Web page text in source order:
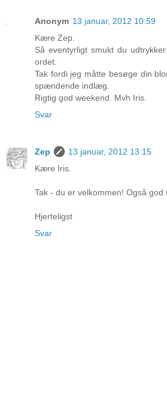
Anonym 13 januar, 2012 10:59
Kære Zep.
Så eventyrligt smukt du
ordet.
Tak fordi jeg måtte besøge din
spændende indlæg.
Rigtig god weekend. Mvh Iris.
Svar
Zep
13 januar, 2012 13:15
Kære Iris.
Tak - du er velkommen! Også god
Hjerteligst
Svar